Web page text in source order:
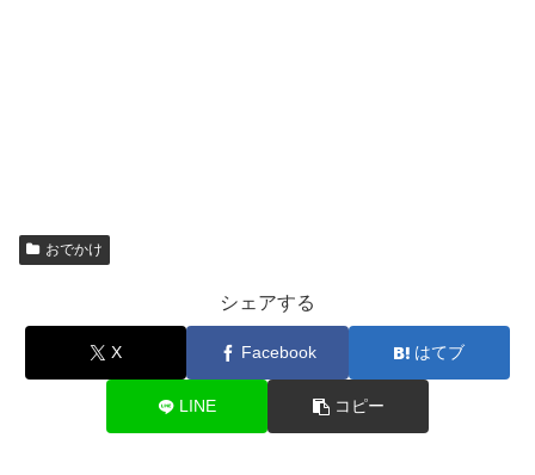
おでかけ
シェアする
X Facebook はてブ
LINE コピー